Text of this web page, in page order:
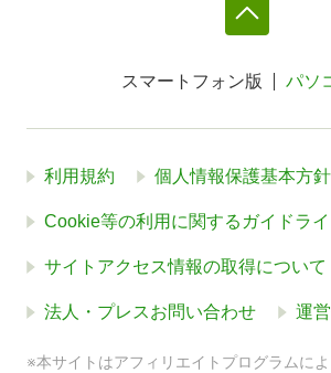
スマートフォン版 パソ
利用規約 個人情報保護基本方針
Cookie等の利用に関するガイドラ
サイトアクセス情報の取得について
法人・プレスお問い合わせ 運
※本サイトはアフィリエイトプログラムに